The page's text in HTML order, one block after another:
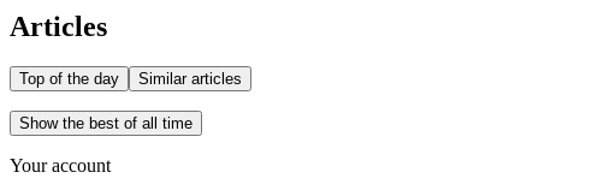
Articles
Top of the day Similar articles
Show the best of all time
Your account